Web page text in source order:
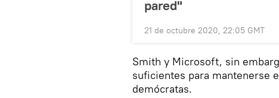
pared"
21 de octubre 2020, 22:05 GMT
Smith y Microsoft, sin
suficientes para mantenerse
demócratas.